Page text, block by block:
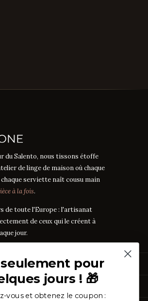
du Salento, nous tissons étoffe
de linge de maison où chaque
chaque serviette naît cousu main
à la fois.
de toute l'Europe : l'artisanat
de ceux qui le créent à
jour.
seulement pour
jours ! 🎁
vous et obtenez le coupon :